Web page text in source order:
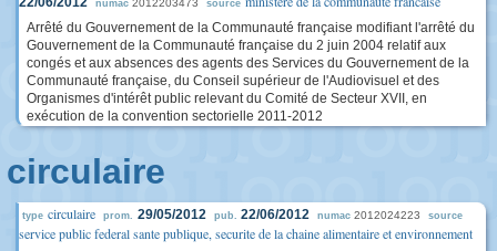
numac 2012203473 source
Arrêté du Gouvernement de la Communauté française modifiant l'arrêté du
Gouvernement de la Communauté française du 2 juin 2004 relatif aux
congés et aux absences des agents des Services du Gouvernement de la
Communauté française, du Conseil supérieur de l'Audiovisuel et des
Organismes d'intérêt public relevant du Comité de Secteur XVII, en
exécution de la convention sectorielle 2011-2012
circulaire
type circulaire prom. 29/05/2012 pub. 22/06/2012 numac 2012024223 source
service public federal sante publique, securite de la chaine alimentaire et environnement